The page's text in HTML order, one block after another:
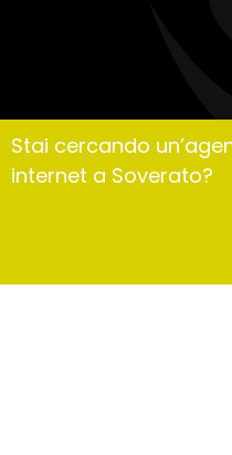
Stai cercando
internet a Soverato?